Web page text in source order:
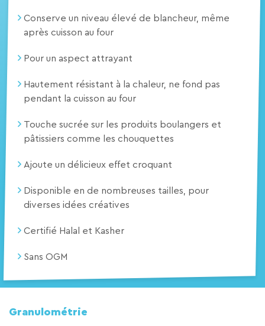
Conserve un niveau élevé de blancheur, même
après cuisson au four
Pour un aspect attrayant
Hautement résistant à la chaleur, ne fond pas
pendant la cuisson au four
Touche sucrée sur les produits boulangers et
pâtissiers comme les chouquettes
Ajoute un délicieux effet croquant
Disponible en de nombreuses tailles, pour
diverses idées créatives
Certifié Halal et Kasher
Sans OGM
Granulométrie